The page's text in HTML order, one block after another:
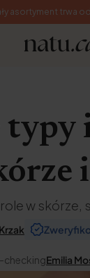
asortyment trwa
typy
w skórze,
checkingEmilia